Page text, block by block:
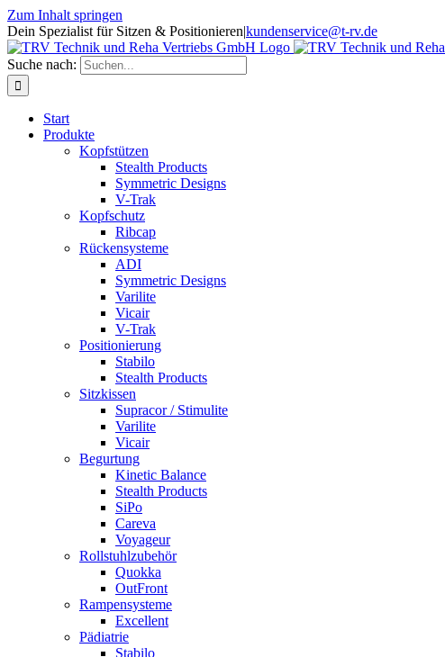
Zum Inhalt springen
Dein Spezialist für Sitzen & Positionieren|kundenservice@t-rv.de
Suche nach:
Start
Produkte
Kopfstützen
Stealth Products
Symmetric Designs
V-Trak
Kopfschutz
Ribcap
Rückensysteme
ADI
Symmetric Designs
Varilite
Vicair
V-Trak
Positionierung
Stabilo
Stealth Products
Sitzkissen
Supracor / Stimulite
Varilite
Vicair
Begurtung
Kinetic Balance
Stealth Products
SiPo
Careva
Voyageur
Rollstuhlzubehör
Quokka
OutFront
Rampensysteme
Excellent
Pädiatrie
Stabilo